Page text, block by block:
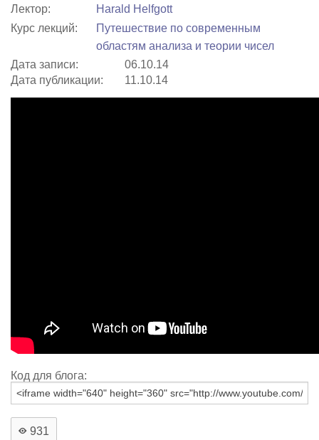
Лектор:
Harald Helfgott
Курс лекций:
Путешествие по современным
областям анализа и теории чисел
Дата записи:
06.10.14
Дата публикации:
11.10.14
Код для блога:
931